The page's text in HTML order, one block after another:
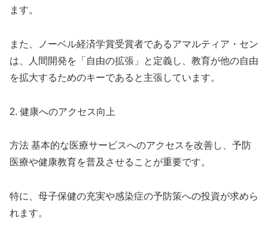
ます。
また、ノーベル経済学賞受賞者であるアマルティア・セン
は、人間開発を「自由の拡張」と定義し、教育が他の自由
を拡大するためのキーであると主張しています。
2. 健康へのアクセス向上
方法 基本的な医療サービスへのアクセスを改善し、予防
医療や健康教育を普及させることが重要です。
特に、母子保健の充実や感染症の予防策への投資が求めら
れます。